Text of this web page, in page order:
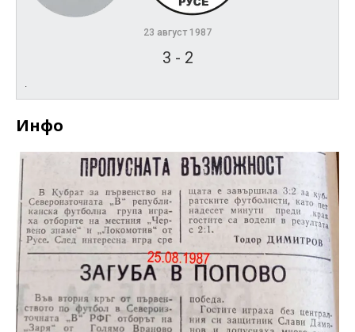
23 август 1987
3 - 2
.
Инфо